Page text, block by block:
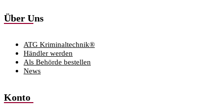
Über Uns
ATG Kriminaltechnik®
Händler werden
Als Behörde bestellen
News
Konto